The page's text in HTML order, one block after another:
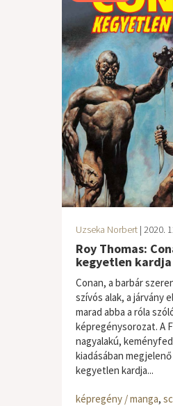
Uzseka Norbert | 2020.
Roy Thomas:
kegyetlen kardja
Conan, a barbár
szívós alak, a járvány
marad abba a róla
képregénysorozat. A
nagyalakú,
kiadásában
kegyetlen kardja...
képregény / manga,